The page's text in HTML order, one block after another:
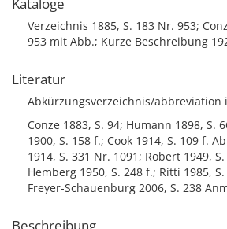
Verzeichnis 1885, S. 183 Nr. 953;
953 mit Abb.; Kurze Beschreibung
Literatur
Abkürzungsverzeichnis/abbreviation
Conze 1883, S. 94; Humann 1898, S.
1900, S. 158 f.; Cook 1914, S. 109 f.
1914, S. 331 Nr. 1091; Robert 1949,
Hemberg 1950, S. 248 f.; Ritti 1985,
Freyer-Schauenburg 2006, S. 238